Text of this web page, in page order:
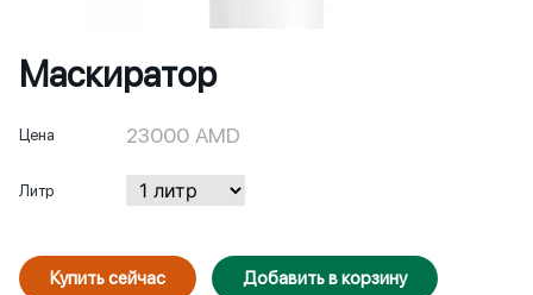
Маскиратор
Цена 23000 AMD
Литр
Купить сейчас Добавить в корзину